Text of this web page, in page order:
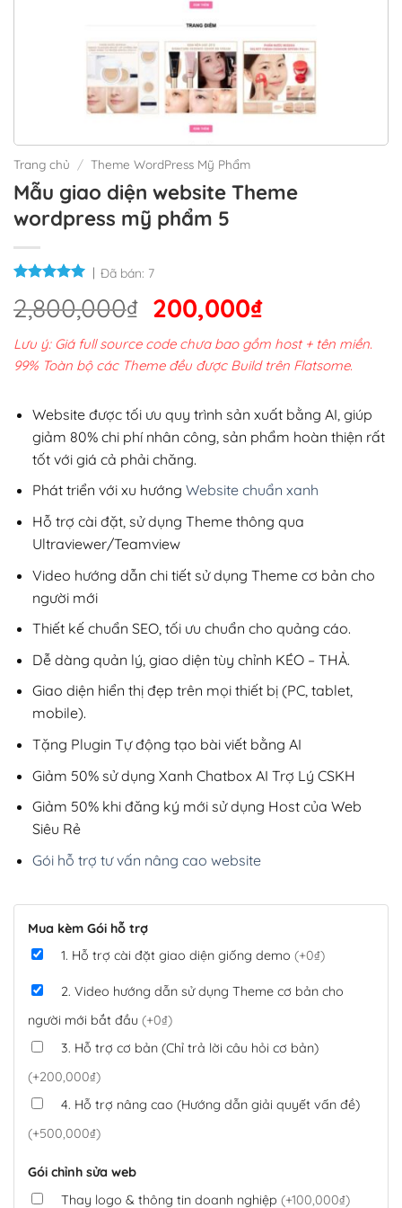
Trang chủ / Theme WordPress Mỹ Phẩm
Mẫu giao diện website Theme
wordpress mỹ phẩm 5
Đã bán: 7
2,800,000₫ Giá
gốc
là:
2,800,000₫.
200,000₫Giá
hiện
tại
200,000₫.
Lưu ý: Giá full source code chưa bao gồm host + tên miền.
99% Toàn bộ các Theme đều được Build trên Flatsome.
Website được tối ưu quy trình sản xuất bằng AI, giúp
giảm 80% chi phí nhân công, sản phẩm hoàn thiện rất
tốt với giá cả phải chăng.
Phát triển với xu hướng Website chuẩn xanh
Hỗ trợ cài đặt, sử dụng Theme thông qua
Ultraviewer/Teamview
Video hướng dẫn chi tiết sử dụng Theme cơ bản cho
người mới
Thiết kế chuẩn SEO, tối ưu chuẩn cho quảng cáo.
Dễ dàng quản lý, giao diện tùy chỉnh KÉO – THẢ.
Giao diện hiển thị đẹp trên mọi thiết bị (PC, tablet,
mobile).
Tặng Plugin Tự động tạo bài viết bằng AI
Giảm 50% sử dụng Xanh Chatbox AI Trợ Lý CSKH
Giảm 50% khi đăng ký mới sử dụng Host của Web
Siêu Rẻ
Gói hỗ trợ tư vấn nâng cao website
Mua kèm Gói hỗ trợ
1. Hỗ trợ cài đặt giao diện giống demo (+0₫)
2. Video hướng dẫn sử dụng Theme cơ bản cho
người mới bắt đầu (+0₫)
3. Hỗ trợ cơ bản (Chỉ trả lời câu hỏi cơ bản)
(+200,000₫)
4. Hỗ trợ nâng cao (Hướng dẫn giải quyết vấn đề)
(+500,000₫)
Gói chỉnh sửa web
Thay logo & thông tin doanh nghiệp (+100,000₫)